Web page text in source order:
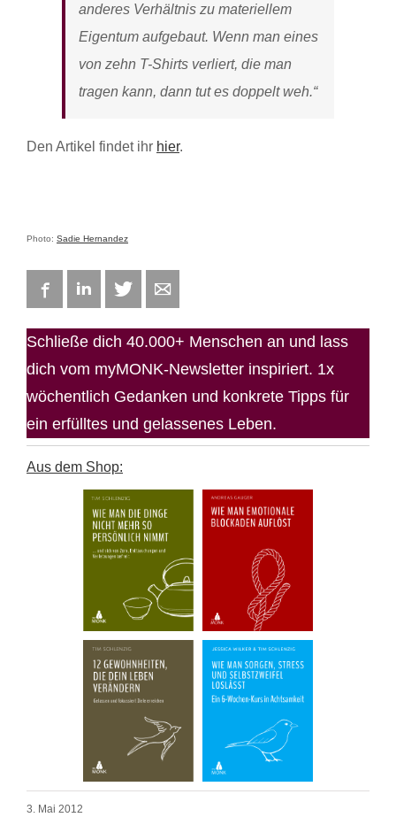
anderes Verhältnis zu materiellem
Eigentum aufgebaut. Wenn man eines
von zehn T-Shirts verliert, die man
tragen kann, dann tut es doppelt weh.“
Den Artikel findet ihr hier.
Photo: Sadie Hernandez
FacebookLinkedIn Twitter
Schließe dich 40.000+ Menschen an und lass
dich vom myMONK-Newsletter inspiriert. 1x
wöchentlich Gedanken und konkrete Tipps für
ein erfülltes und gelassenes Leben.
Aus dem Shop:
3. Mai 2012